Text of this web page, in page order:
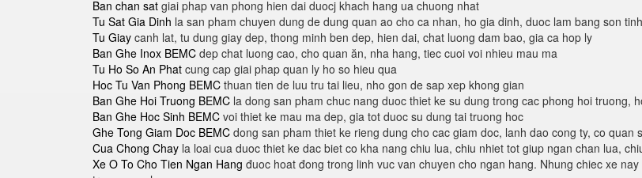
Ban chan sat giai phap van phong hien dai duocj khach hang ua chuong nhat
Tu Sat Gia Dinh la san pham chuyen dung de dung quan ao cho ca nhan, ho gia dinh, duoc lam bang son
Tu Giay canh lat, tu dung giay dep, thong minh ben dep, hien dai, chat luong dam bao, gia ca hop ly
Ban Ghe Inox BEMC dep chat luong cao, cho quan ăn, nha hang, tiec cuoi voi nhieu mau ma
Tu Ho So An Phat cung cap giai phap quan ly ho so hieu qua
Hoc Tu Van Phong BEMC thuan tien de luu tru tai lieu, nho gon de sap xep khong gian
Ban Ghe Hoi Truong BEMC la dong san pham chuc nang duoc thiet ke su dung trong cac phong hoi truong,
Ban Ghe Hoc Sinh BEMC voi thiet ke mau ma dep, gia tot duoc su dung tai truong hoc
Ghe Tong Giam Doc BEMC dong san pham thiet ke rieng dung cho cac giam doc, lanh dao cong ty, co quan
Cua Chong Chay la loai cua duoc thiet ke dac biet co kha nang chiu lua, chiu nhiet tot giup ngan chan lua,
Xe O To Cho Tien Ngan Hang đuoc hoat đong trong linh vuc van chuyen cho ngan hang. Nhung chiec xe